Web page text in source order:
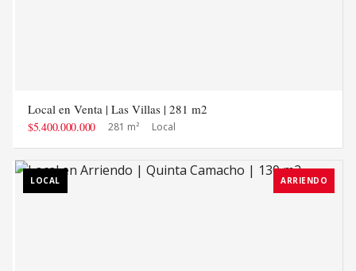
Local en Venta | Las Villas | 281 m2
$5.400.000.000 281 m² Local
LOCAL ARRIENDO